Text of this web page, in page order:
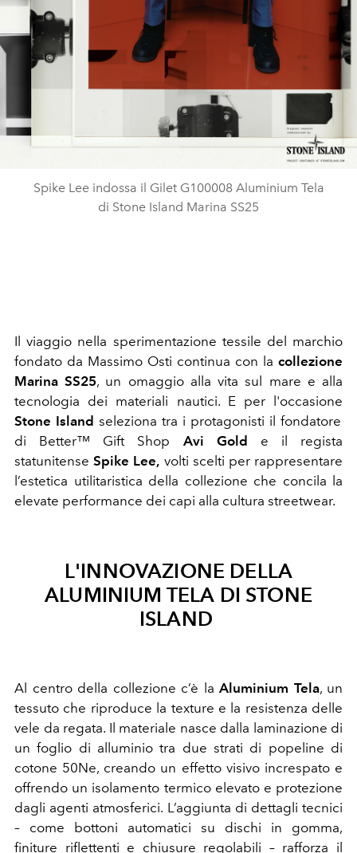
Spike Lee indossa il Gilet G100008 Aluminium Tela
di Stone Island Marina SS25
Il viaggio nella sperimentazione tessile del marchio
fondato da Massimo Osti continua con la collezione
Marina SS25, un omaggio alla vita sul mare e alla
tecnologia dei materiali nautici. E per l'occasione
Stone Island seleziona tra i protagonisti il fondatore
di Better™ Gift Shop Avi Gold e il regista
statunitenseSpike Lee, volti scelti per rappresentare
l’estetica utilitaristica della collezione che concila la
elevate performance dei capi alla cultura streetwear.
L'INNOVAZIONE DELLA
ALUMINIUM TELA DI STONE
ISLAND
Al centro della collezione c’è la Aluminium Tela, un
tessuto che riproduce la texture e la resistenza delle
vele da regata. Il materiale nasce dalla laminazione di
un foglio di alluminio tra due strati di popeline di
cotone 50Ne, creando un effetto visivo increspato e
offrendo un isolamento termico elevato e protezione
dagli agenti atmosferici. L’aggiunta di dettagli tecnici
– come bottoni automatici su dischi in gomma,
finiture riflettenti e chiusure regolabili – rafforza il